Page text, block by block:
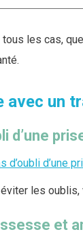
tous les cas,
avec un
d’une
d’oubli d’une
les oublis,
et